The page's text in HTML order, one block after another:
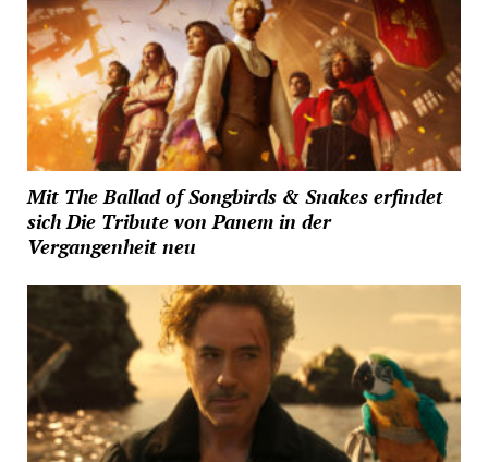
Mit The Ballad of Songbirds & Snakes erfindet
sich Die Tribute von Panem in der
Vergangenheit neu